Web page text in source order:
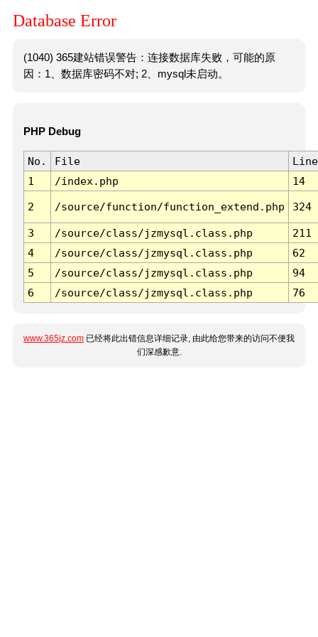
Database Error
(1040) 365建站错误警告：连接数据库失败，可能的原
因：1、数据库密码不对; 2、mysql未启动。
PHP Debug
No. File
Line
1
/index.php 14
2 /source/function/function_extend.php 324
3 /source/class/jzmysql.class.php
211
4
/source/class/jzmysql.class.php
62
5
/source/class/jzmysql.class.php
94
6
/source/class/jzmysql.class.php 76
www.365jz.com 已经将此出错信息详细记录, 由此给您带来的访问不便我
们深感歉意.